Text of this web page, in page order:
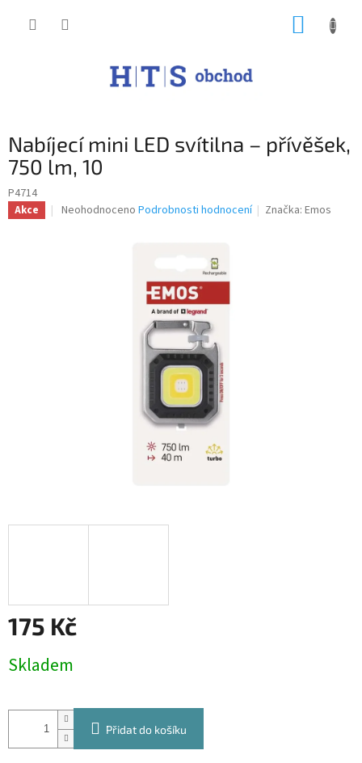
Nabíjecí mini LED svítilna – přívěšek,
750 lm, 10
P4714
Akce
Průměrné
Neohodnoceno Podrobnosti hodnocení Značka:Emos
175 Kč
cena:
Skladem
Přidat do košíku